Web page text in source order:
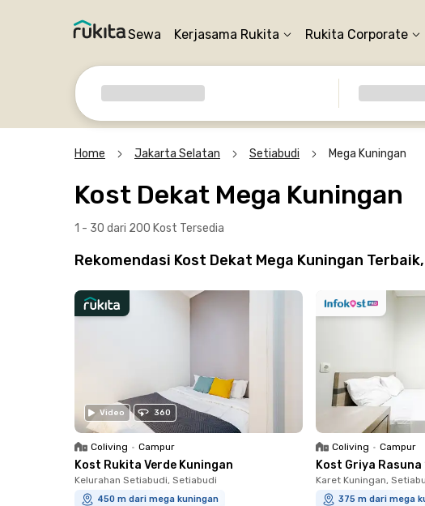
Sewa Kerjasama Rukita Rukita Corporate
Home Jakarta Selatan Setiabudi Mega Kuningan
Kost Dekat Mega Kuningan
1 - 30 dari 200 Kost Tersedia
Rekomendasi Kost Dekat Mega Kuningan
Video 360
Coliving • Campur
Kost Rukita Verde Kuningan
Kelurahan Setiabudi, Setiabudi
450 m dari mega kuningan
Coliving • Campur
Kost Griya Rasuna
Karet Kuningan,
375 m dari mega